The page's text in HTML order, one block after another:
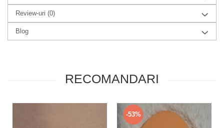
Review-uri (0)
Blog
RECOMANDARI
-53%